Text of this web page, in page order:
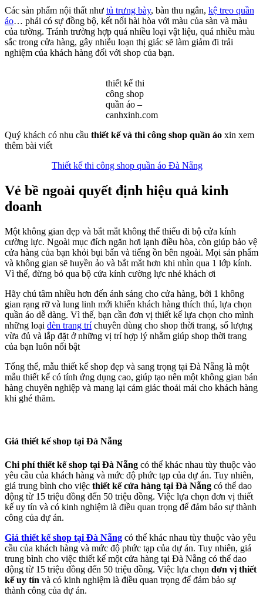
Các sản phẩm nội thất như tủ trưng bày, bàn thu ngân, kệ treo quần
áo… phải có sự đồng bộ, kết nối hài hòa với màu của sàn và màu
của tường. Tránh trường hợp quá nhiều loại vật liệu, quá nhiều màu
sắc trong cửa hàng, gây nhiễu loạn thị giác sẽ làm giảm đi trải
nghiệm của khách hàng đối với shop của bạn.
thiết kế thi
công shop
quần áo –
canhxinh.com
Quý khách có nhu cầu thiết kế và thi công shop quần áo xin xem
thêm bài viết
Thiết kế thi công shop quần áo Đà Nẵng
Vẻ bề ngoài quyết định hiệu quả kinh
doanh
Một không gian đẹp và bắt mắt không thể thiếu đi bộ cửa kính
cường lực. Ngoài mục đích ngăn hơi lạnh điều hòa, còn giúp bảo vệ
cửa hàng của bạn khỏi bụi bẩn và tiếng ồn bên ngoài. Mọi sản phẩm
và không gian sẽ huyền ảo và bắt mắt hơn khi nhìn qua 1 lớp kính.
Vì thế, đừng bỏ qua bộ cửa kính cường lực nhé khách ơi
Hãy chú tâm nhiều hơn đến ánh sáng cho cửa hàng, bởi 1 không
gian rạng rỡ và lung linh mới khiến khách hàng thích thú, lựa chọn
quần áo dễ dàng. Vì thế, bạn cần đơn vị thiết kế lựa chọn cho mình
những loại đèn trang tríchuyên dùng cho shop thời trang, số lượng
vừa đủ và lắp đặt ở những vị trí hợp lý nhằm giúp shop thời trang
của bạn luôn nổi bật
Tổng thể, mẫu thiết kế shop đẹp và sang trọng tại Đà Nẵng là một
mẫu thiết kế có tính ứng dụng cao, giúp tạo nên một không gian bán
hàng chuyên nghiệp và mang lại cảm giác thoải mái cho khách hàng
khi ghé thăm.
Giá thiết kế shop tại Đà Nẵng
Chi phí thiết kế shop tại Đà Nẵng có thể khác nhau tùy thuộc vào
yêu cầu của khách hàng và mức độ phức tạp của dự án. Tuy nhiên,
giá trung bình cho việc thiết kế cửa hàng tại Đà Nẵng có thể dao
động từ 15 triệu đồng đến 50 triệu đồng. Việc lựa chọn đơn vị thiết
kế uy tín và có kinh nghiệm là điều quan trọng để đảm bảo sự thành
công của dự án.
Giá thiết kế shop tại Đà Nẵng có thể khác nhau tùy thuộc vào yêu
cầu của khách hàng và mức độ phức tạp của dự án. Tuy nhiên, giá
trung bình cho việc thiết kế một cửa hàng tại Đà Nẵng có thể dao
động từ 15 triệu đồng đến 50 triệu đồng. Việc lựa chọn đơn vị thiết
kế uy tín và có kinh nghiệm là điều quan trọng để đảm bảo sự
thành công của dự án.